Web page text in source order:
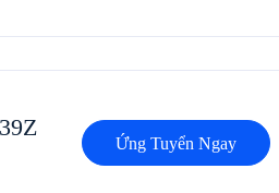
Ứng Tuyển Ngay